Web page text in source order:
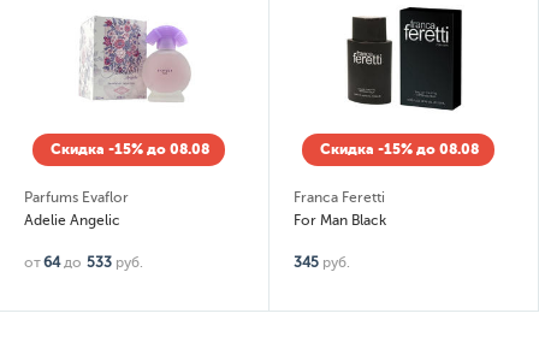
Скидка -15% до 08.08
Parfums Evaflor
Adelie Angelic
от64 до 533 руб.
Скидка -15% до 08.08
Franca Feretti
For Man Black
345 руб.